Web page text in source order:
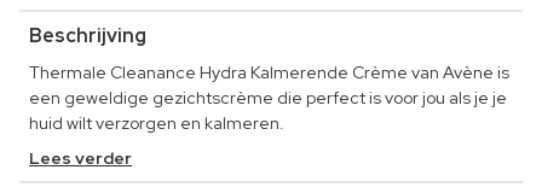
Beschrijving
Thermale Cleanance Hydra Kalmerende Crème van Avène is
een geweldige gezichtscrème die perfect is voor jou als je je
huid wilt verzorgen en kalmeren.
Lees verder